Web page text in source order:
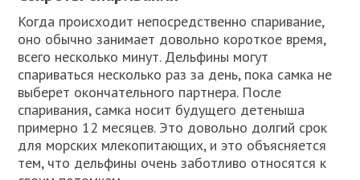
Когда происходит непосредственно спаривание,
оно обычно занимает довольно короткое время,
всего несколько минут. Дельфины могут
спариваться несколько раз за день, пока самка не
выберет окончательного партнера. После
спаривания, самка носит будущего детеныша
примерно 12 месяцев. Это довольно долгий срок
для морских млекопитающих, и это объясняется
тем, что дельфины очень заботливо относятся к